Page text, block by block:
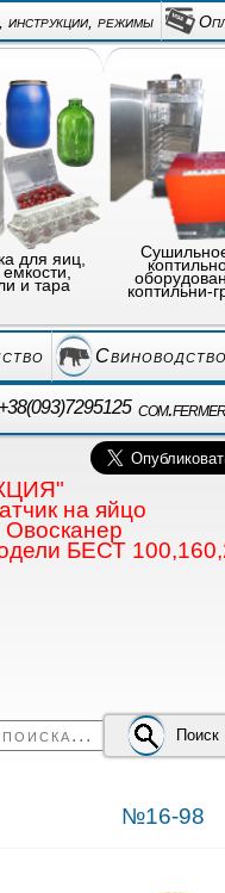
режимы
для яиц,
емкости,
и тара коптильни-
Свиноводство
+38(093)7295125
на яйцо
Овосканер
БЕСТ
Поиск
№16-98